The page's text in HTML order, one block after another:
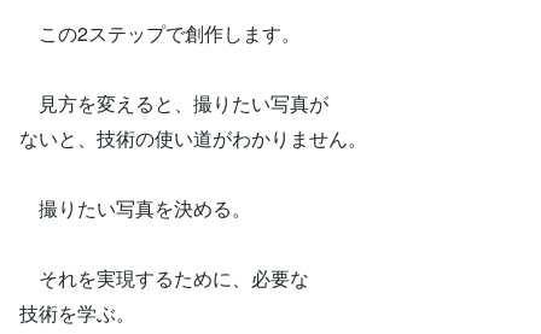
この2ステップで創作します。
見方を変えると、撮りたい写真が
ないと、技術の使い道がわかりません。
撮りたい写真を決める。
それを実現するために、必要な
技術を学ぶ。